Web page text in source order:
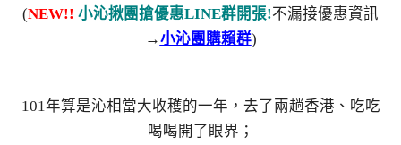
(NEW!! 小沁揪團搶優惠LINE群開張!不漏接優惠資訊
→小沁團購賴群)
101年算是沁相當大收穫的一年，去了兩趟香港、吃吃
喝喝開了眼界；